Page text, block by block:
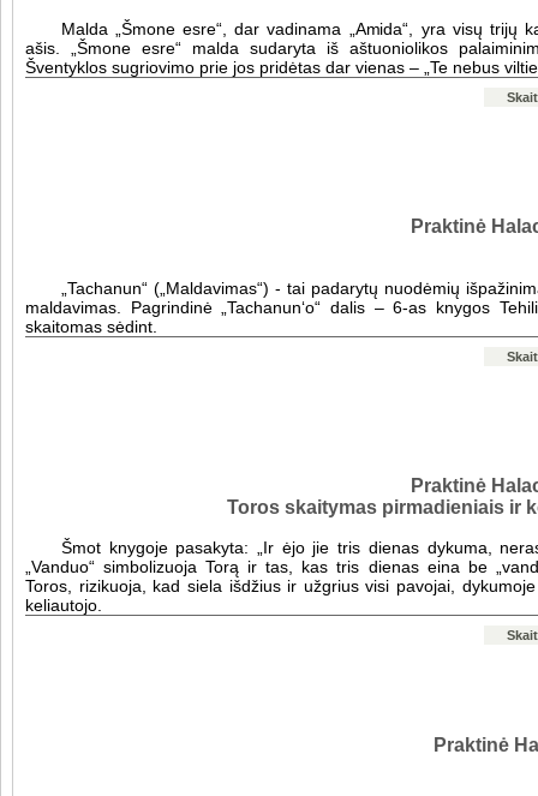
Malda „Šmone esre“, dar vadinama „Amida“, yra visų trijų
ašis. „Šmone esre“ malda sudaryta iš aštuoniolikos
Šventyklos sugriovimo prie jos pridėtas dar vienas – „Te nebus
Praktinė
„Tachanun“ („Maldavimas“) - tai padarytų nuodėmių
maldavimas. Pagrindinė „Tachanun‘o“ dalis – 6-as knygos
skaitomas sėdint.
Praktinė
Toros skaitymas pirmadieniais ir
Šmot knygoje pasakyta: „Ir ėjo jie tris dienas dykuma,
„Vanduo“ simbolizuoja Torą ir tas, kas tris dienas eina be
Toros, rizikuoja, kad siela išdžius ir užgrius visi pavojai,
keliautojo.
Praktinė